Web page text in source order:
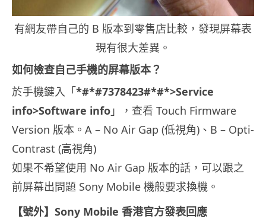
有網友帶自己的 B 版本到零售店比較，發現屏幕表
現有很大差異。
如何檢查自己手機的屏幕版本？
於手機鍵入「*#*#7378423#*#*>Service
info>Software info 」，查看 Touch Firmware
Version 版本。A – No Air Gap (低視角)、B – Opti-
Contrast (高視角)
如果不希望使用 No Air Gap 版本的話，可以跟之
前屏幕出問題 Sony Mobile 機般要求換機。
【號外】Sony Mobile 香港官方發表回應